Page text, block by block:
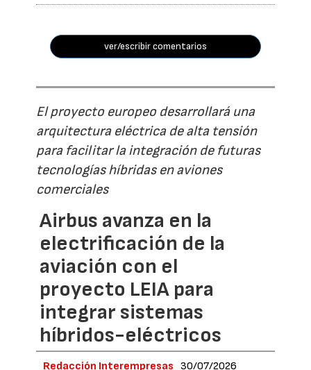
ver/escribir comentarios
El proyecto europeo desarrollará una
arquitectura eléctrica de alta tensión
para facilitar la integración de futuras
tecnologías híbridas en aviones
comerciales
Airbus avanza en la
electrificación de la
aviación con el
proyecto LEIA para
integrar sistemas
híbridos-eléctricos
Redacción Interempresas 30/07/2026